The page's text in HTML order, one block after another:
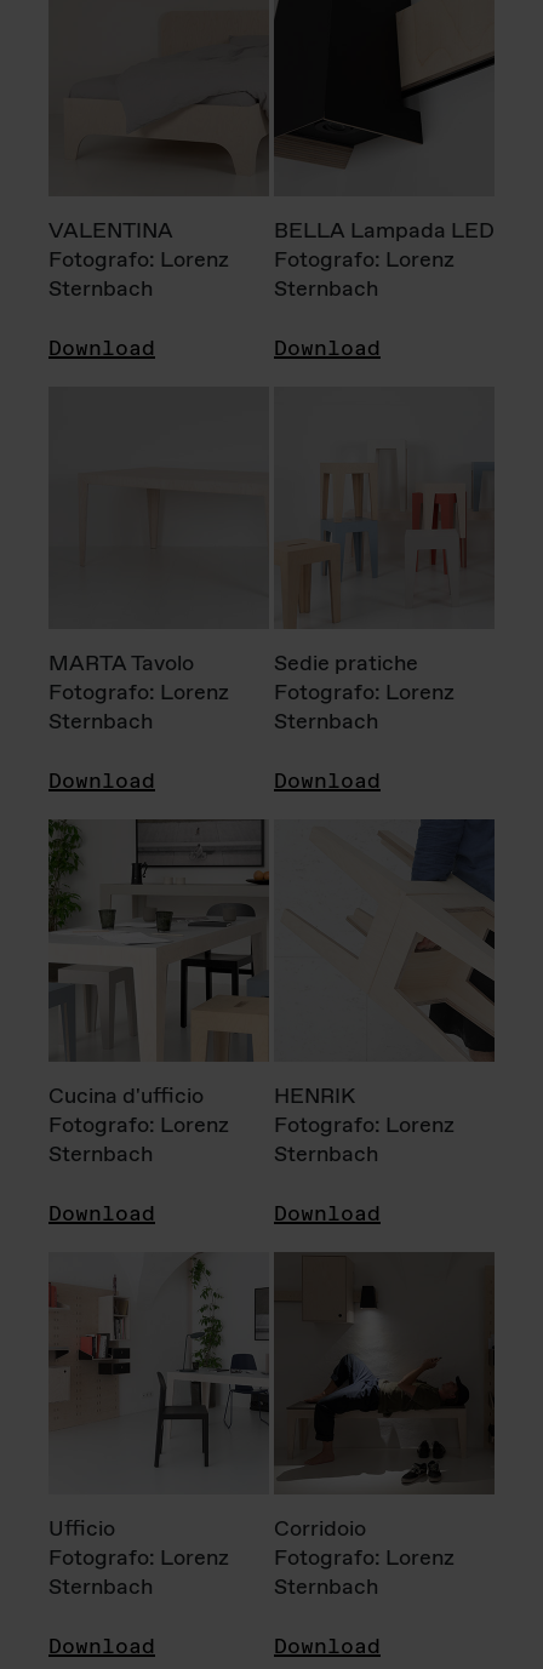
VALENTINA
Fotografo: Lorenz
Sternbach
Download
BELLA Lampada LED
Fotografo: Lorenz
Sternbach
Download
MARTA Tavolo
Fotografo: Lorenz
Sternbach
Download
Sedie pratiche
Fotografo: Lorenz
Sternbach
Download
Cucina d'ufficio
Fotografo: Lorenz
Sternbach
Download
HENRIK
Fotografo: Lorenz
Sternbach
Download
Ufficio
Fotografo: Lorenz
Sternbach
Download
Corridoio
Fotografo: Lorenz
Sternbach
Download